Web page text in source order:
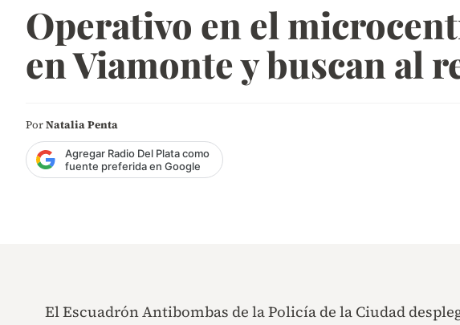
Operativo en el
en Viamonte y buscan al
PorNatalia Penta
Agregar Radio Del Plata como
fuente preferida en Google
El Escuadrón Antibombas de la Policía de la Ciudad